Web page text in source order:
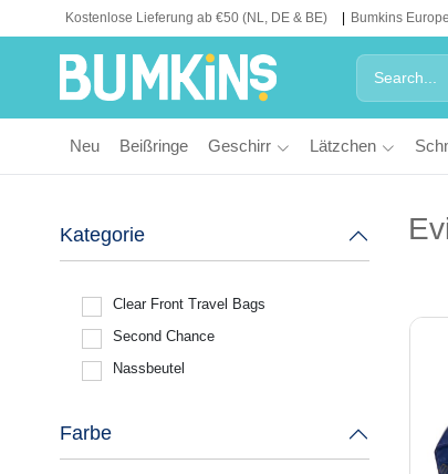
Kostenlose Lieferung ab €50 (NL, DE & BE) Bumkins
Neu Beißringe Geschirr Lätzchen
Kategorie
Clear Front Travel Bags
Second Chance
Nassbeutel
Farbe